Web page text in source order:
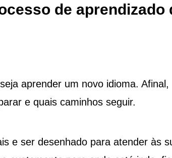
de aprendizado
aprender um novo idioma. Afinal,
e quais caminhos seguir.
e ser desenhado para atender às